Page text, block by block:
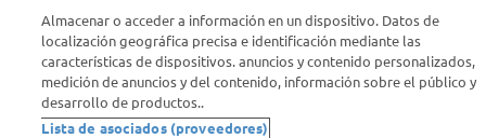
Info útil
Comprá Online
Almacenar o acceder a información en un dispositivo. Datos de
localización geográfica precisa e identificación mediante las
características de dispositivos. anuncios y contenido personalizados,
medición de anuncios y del contenido, información sobre el público y
desarrollo de productos..
Lista de asociados (proveedores)